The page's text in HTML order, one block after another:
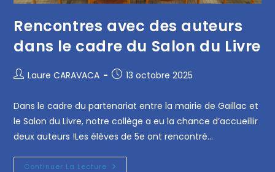
Rencontres avec des auteurs
dans le cadre du Salon du Livre
Laure CARAVACA 13 octobre 2025
Dans le cadre du partenariat entre la mairie de Gaillac et
le Salon du Livre, notre collège a eu la chance d’accueillir
deux auteurs !Les élèves de 5e ont rencontré…
Continuer La Lecture